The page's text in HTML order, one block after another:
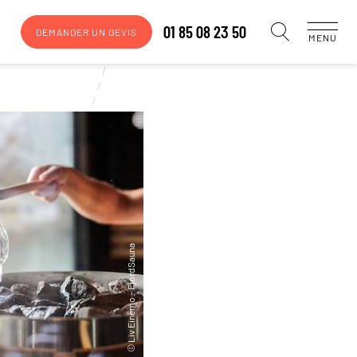
DEMANDER UN DEVIS 01 85 08 23 50 MENU